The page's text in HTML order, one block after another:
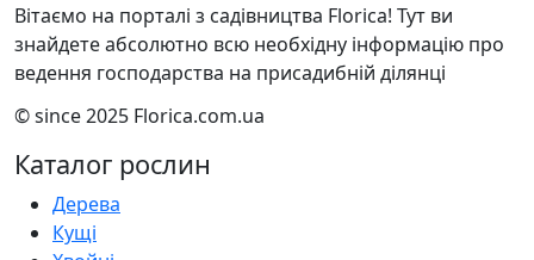
Вітаємо на порталі з садівництва Florica! Тут ви
знайдете абсолютно всю необхідну інформацію про
ведення господарства на присадибній ділянці
© since 2025 Florica.com.ua
Каталог рослин
Дерева
Кущі